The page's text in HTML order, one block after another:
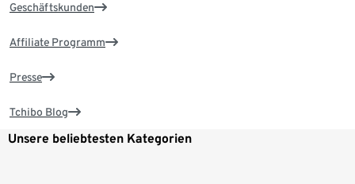
Geschäftskunden
Affiliate Programm
Presse
Tchibo Blog
Unsere beliebtesten Kategorien